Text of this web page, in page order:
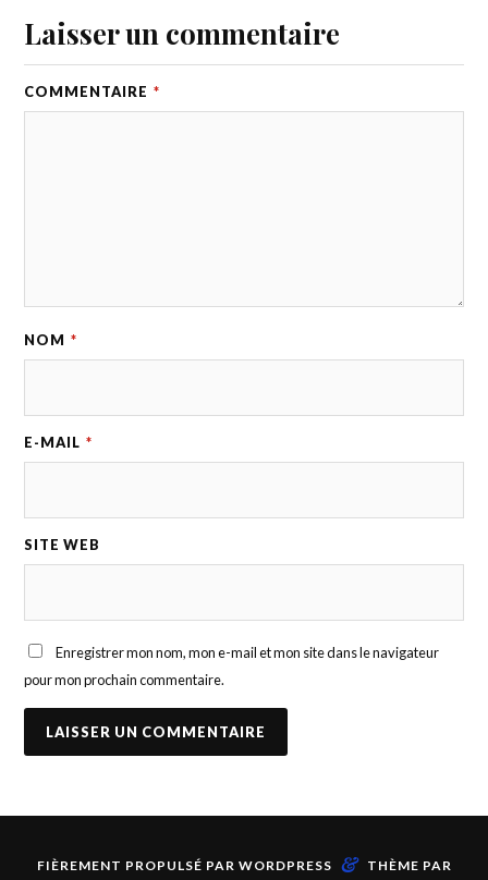
Laisser un commentaire
COMMENTAIRE *
NOM *
E-MAIL *
SITE WEB
Enregistrer mon nom, mon e-mail et mon site dans le navigateur
pour mon prochain commentaire.
FIÈREMENT PROPULSÉ PAR WORDPRESS &
THÈME PAR